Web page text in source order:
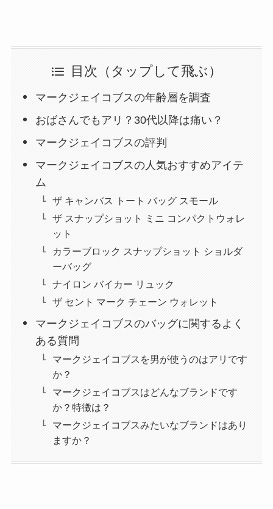
目次（タップして飛ぶ）
マークジェイコブスの年齢層を調査
おばさんでもアリ？30代以降は痛い？
マークジェイコブスの評判
マークジェイコブスの人気おすすめアイテ
ム
ザ キャンバス トート バッグ スモール
ザ スナップショット ミニ コンパクトウォレ
ット
カラーブロック スナップショット ショルダ
ーバッグ
ナイロン バイカー リュック
ザ セント マーク チェーン ウォレット
マークジェイコブスのバッグに関するよく
ある質問
マークジェイコブスを男が使うのはアリです
か？
マークジェイコブスはどんなブランドです
か？特徴は？
マークジェイコブスみたいなブランドはあり
ますか？